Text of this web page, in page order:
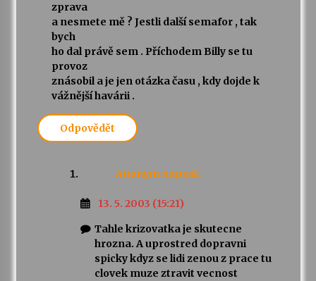
zprava
a nesmete mě ? Jestli další semafor , tak
bych
ho dal právě sem . Příchodem Billy se tu
provoz
znásobil a je jen otázka času , kdy dojde k
vážnější havárii .
Odpovědět
Anonym napsal:
13. 5. 2003 (15:21)
Tahle krizovatka je skutecne
hrozna. A uprostred dopravni
spicky kdyz se lidi zenou z prace tu
clovek muze ztravit vecnost